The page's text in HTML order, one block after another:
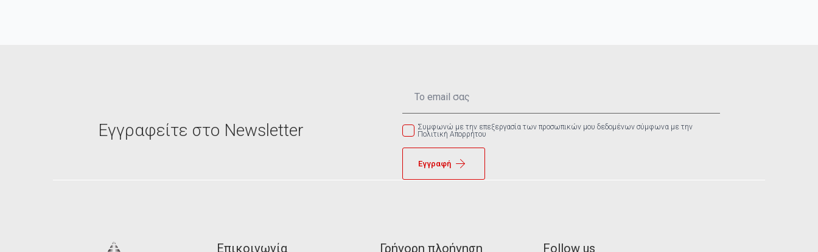
Εγγραφείτε στο Newsletter
Συμφωνώ με την επεξεργασία των προσωπικών μου δεδομένων σύμφωνα με την
Πολιτική Απορρήτου
Εγγραφή
Επικοινωνία Γρήγορη πλοήγηση Follow us